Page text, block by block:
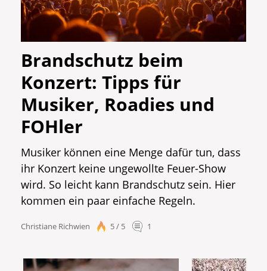
Brandschutz beim
Konzert: Tipps für
Musiker, Roadies und
FOHler
Musiker können eine Menge dafür tun, dass
ihr Konzert keine ungewollte Feuer-Show
wird. So leicht kann Brandschutz sein. Hier
kommen ein paar einfache Regeln.
Christiane Richwien 5 / 5 1